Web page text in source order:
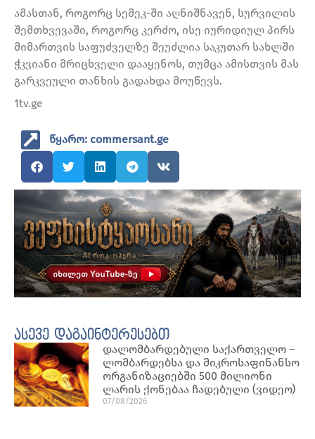
ამასთან, როგორც სემეკ-ში აღნიშნავენ, სურვილის
შემთხვევაში, როგორც კერძო, ისე იურიდიულ პირს
მიმართვის საფუძველზე შეუძლია საკუთარ სახლში
ჭკვიანი მრიცხველი დააყენოს, თუმცა ამისთვის მას
გარკვეული თანხის გადახდა მოუწევს.
1tv.ge
წყარო: commersant.ge
ასევე დაგაინტერესებთ
დალომბარდებული საქართველო –
ლომბარდებსა და მიკროსაფინანსო
ორგანიზაციებში 500 მილიონი
ლარის ქონებაა ჩადებული (ვიდეო)
07/08/2026